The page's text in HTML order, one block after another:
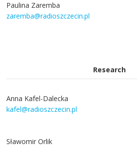
Paulina Zaremba
zaremba@radioszczecin.pl
Research
Anna Kafel-Dalecka
kafel@radioszczecin.pl
Sławomir Orlik